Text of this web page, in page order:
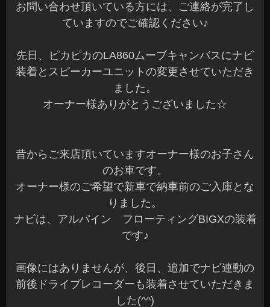
お問い合わせ頂いている方には、ご連絡が完了し
ていますのでご確認ください♪
先日、ピカピカのLA860ムーブキャンバスにナビ
装着とスピーカーユニットの変更させていただき
ました。
オーナー様ありがとうございました☆
昔からご来店頂いていますオーナー様のお子さん
のお車です。
オーナー様のご希望で新車で納車前のご入庫とな
りました。
ナビは、アルパイン フローティングBIGXの装着
です♪
画像にはありませんが、後日、追加でナビ連動の
前後ドライブレコーダーも装着させていただきま
した(^^)